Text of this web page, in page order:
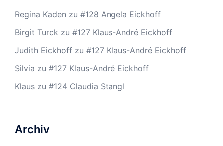
Regina Kaden zu #128 Angela Eickhoff
Birgit Turck zu #127 Klaus-André Eickhoff
Judith Eickhoff zu #127 Klaus-André Eickhoff
Silvia zu #127 Klaus-André Eickhoff
Klaus zu #124 Claudia Stangl
Archiv